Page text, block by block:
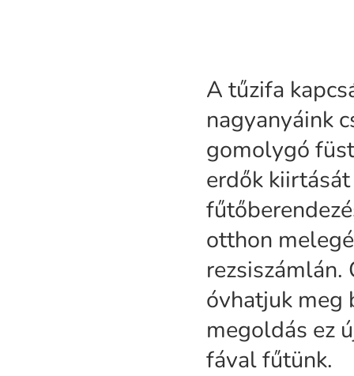
A tűzifa
nagyanyáink
gomolygó
erdők
otthon
óvhatjuk meg
megoldás ez
fával fűtünk.